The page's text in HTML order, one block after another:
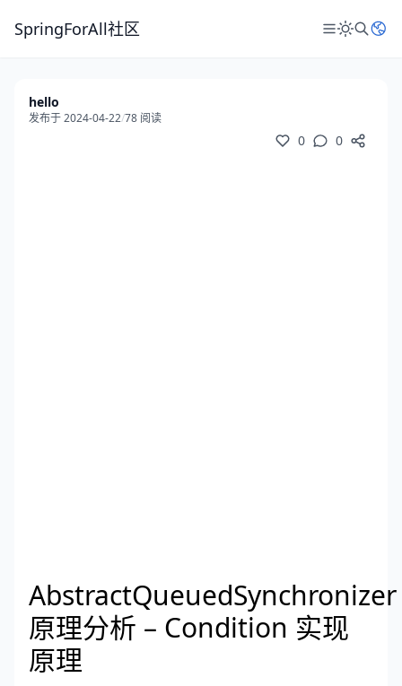
SpringForAll社区
hello
发布于 2024-04-22/78 阅读
0 0
AbstractQueuedSynchronizer
原理分析 – Condition 实现
原理